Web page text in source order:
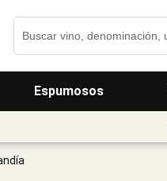
Espumosos